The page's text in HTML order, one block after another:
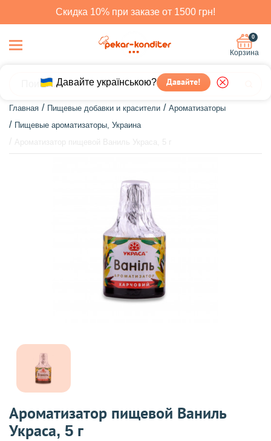
Скидка 10% при заказе от 1500 грн!
Давайте українською? Давайте!
0
Корзина
Главная Пищевые добавки и красители
Ароматизаторы
Пищевые ароматизаторы, Украина
Ароматизатор пищевой Ваниль
Украса, 5 г